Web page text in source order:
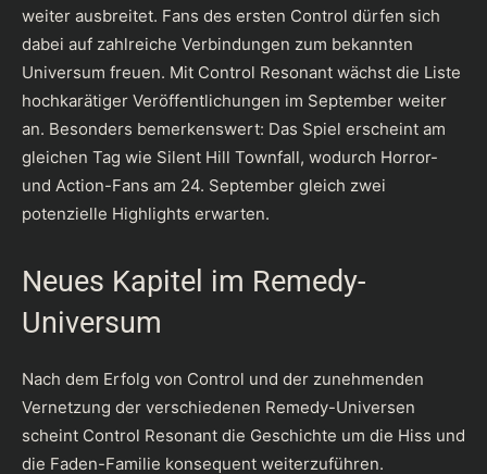
weiter ausbreitet. Fans des ersten Control dürfen sich
dabei auf zahlreiche Verbindungen zum bekannten
Universum freuen. Mit Control Resonant wächst die Liste
hochkarätiger Veröffentlichungen im September weiter
an. Besonders bemerkenswert: Das Spiel erscheint am
gleichen Tag wie Silent Hill Townfall, wodurch Horror-
und Action-Fans am 24. September gleich zwei
potenzielle Highlights erwarten.
Neues Kapitel im Remedy-
Universum
Nach dem Erfolg von Control und der zunehmenden
Vernetzung der verschiedenen Remedy-Universen
scheint Control Resonant die Geschichte um die Hiss und
die Faden-Familie konsequent weiterzuführen.